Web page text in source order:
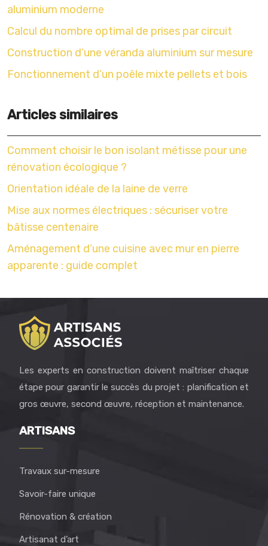
aluminium moderne
Calcul du nombre optimal de prises par circuit
Construction d’une véranda aluminium sur mesure
Fonctionnement d’un poêle mixte pellets et bois
Articles similaires
Comment choisir le bon isolant métisse pour une
rénovation écologique ?
Orientation idéale de la laine de verre
Mise aux normes électriques : sécuriser votre
bâtisse centenaire
Aménagement d’une cuisine avec mur en pierre
apparente : guide complet
Les experts en construction doivent maîtriser chaque
étape pour garantir le succès du projet : planification et
gros œuvre, second œuvre, réception et maintenance.
ARTISANS
Travaux sur-mesure
Savoir-faire unique
Rénovation & création
Artisanat d’art